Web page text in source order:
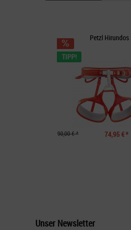
TIPP!
74,95 € *
90,00 € *
Petzl Hirundos
Unser Newsletter